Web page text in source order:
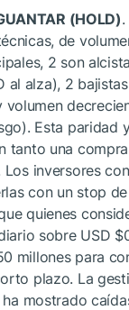
(HOLD)
de
2 son
al alza), 2
Esta paridad
tanto una
inversores
con un stop
quienes
sobre USD
millones para
plazo. La
mostrado